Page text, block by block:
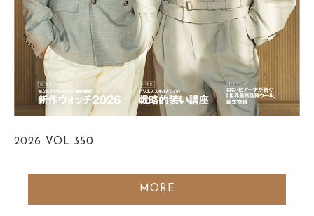
2026 VOL.350
MORE